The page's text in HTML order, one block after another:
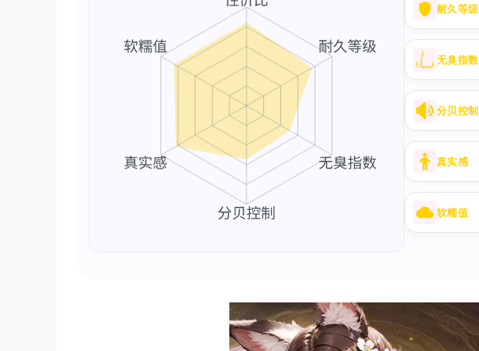
耐久等级
无臭指数
分贝控制
真实感
软糯值